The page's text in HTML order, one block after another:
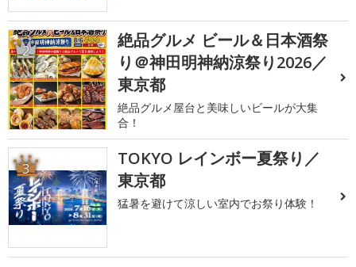
2
絶品グルメ ビール＆日本酒祭
り＠神田明神納涼祭り2026／
東京都
絶品グルメ屋台と美味しいビールが大集
合！
3
TOKYO レインボー夏祭り／
東京都
猛暑を避けて涼しい室内でお祭り体験！